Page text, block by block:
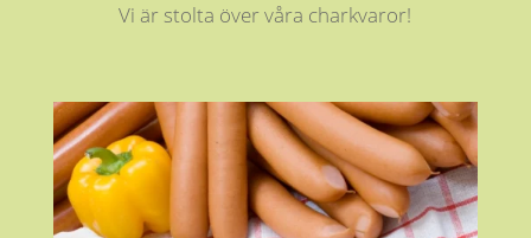
Vi är stolta över våra charkvaror!